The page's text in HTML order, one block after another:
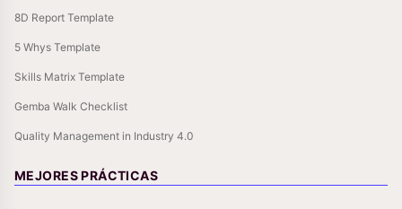
8D Report Template
5 Whys Template
Skills Matrix Template
Gemba Walk Checklist
Quality Management in Industry 4.0
MEJORES PRÁCTICAS